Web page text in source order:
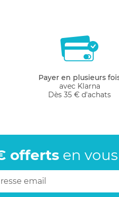
Payer en plusieurs
avec Klarna
Dès 35 € d'achats
offertsen